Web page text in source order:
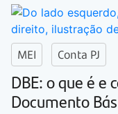
MEI Conta PJ
DBE: o que é e
Documento